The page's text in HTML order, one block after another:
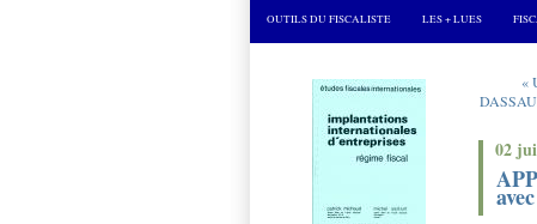
OUTILS DU FISCALISTE LES + LUES
«
02